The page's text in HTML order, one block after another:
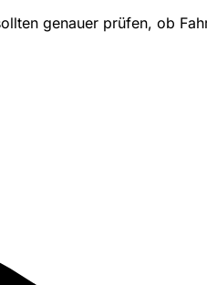
genauer prüfen, ob